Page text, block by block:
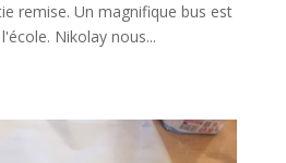
remise. Un magnifique bus est
Nikolay nous...